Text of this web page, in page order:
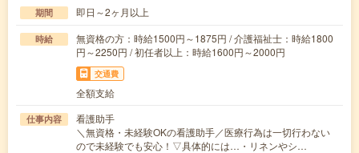
期間 即日～2ヶ月以上
時給
無資格の方：時給1500円～1875円 / 介護福祉士：時給1800
円～2250円 / 初任者以上：時給1600円～2000円
交通費
全額支給
仕事内容
看護助手
＼無資格・未経験OKの看護助手／医療行為は一切行わない
ので未経験でも安心！▽具体的には…・リネンやシ…